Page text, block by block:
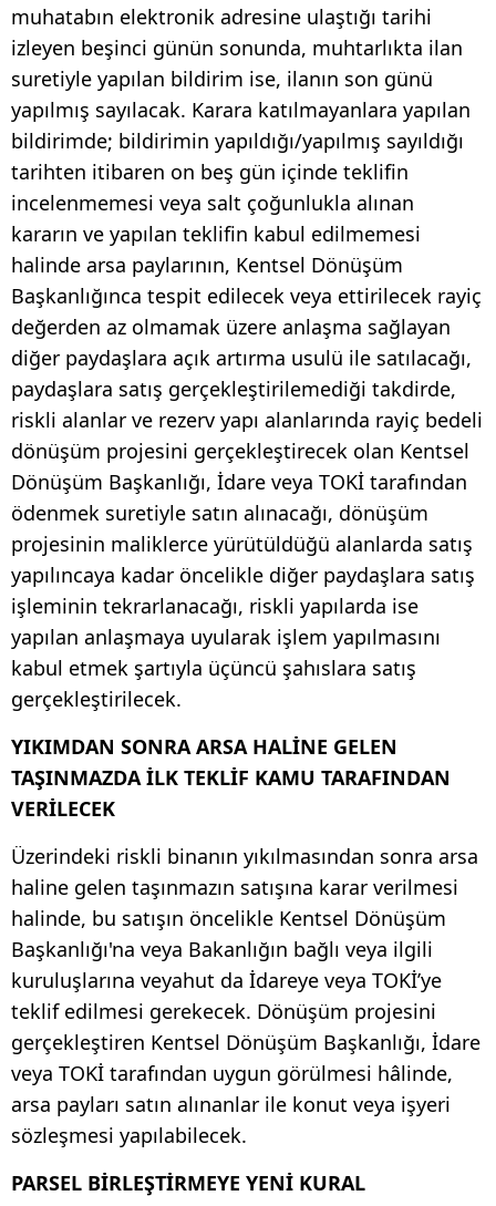
muhatabın elektronik adresine ulaştığı tarihi
izleyen beşinci günün sonunda, muhtarlıkta ilan
suretiyle yapılan bildirim ise, ilanın son günü
yapılmış sayılacak. Karara katılmayanlara yapılan
bildirimde; bildirimin yapıldığı/yapılmış sayıldığı
tarihten itibaren on beş gün içinde teklifin
incelenmemesi veya salt çoğunlukla alınan
kararın ve yapılan teklifin kabul edilmemesi
halinde arsa paylarının, Kentsel Dönüşüm
Başkanlığınca tespit edilecek veya ettirilecek rayiç
değerden az olmamak üzere anlaşma sağlayan
diğer paydaşlara açık artırma usulü ile satılacağı,
paydaşlara satış gerçekleştirilemediği takdirde,
riskli alanlar ve rezerv yapı alanlarında rayiç bedeli
dönüşüm projesini gerçekleştirecek olan Kentsel
Dönüşüm Başkanlığı, İdare veya TOKİ tarafından
ödenmek suretiyle satın alınacağı, dönüşüm
projesinin maliklerce yürütüldüğü alanlarda satış
yapılıncaya kadar öncelikle diğer paydaşlara satış
işleminin tekrarlanacağı, riskli yapılarda ise
yapılan anlaşmaya uyularak işlem yapılmasını
kabul etmek şartıyla üçüncü şahıslara satış
gerçekleştirilecek.
YIKIMDAN SONRA ARSA HALİNE GELEN
TAŞINMAZDA İLK TEKLİF KAMU TARAFINDAN
VERİLECEK
Üzerindeki riskli binanın yıkılmasından sonra arsa
haline gelen taşınmazın satışına karar verilmesi
halinde, bu satışın öncelikle Kentsel Dönüşüm
Başkanlığı'na veya Bakanlığın bağlı veya ilgili
kuruluşlarına veyahut da İdareye veya TOKİ’ye
teklif edilmesi gerekecek. Dönüşüm projesini
gerçekleştiren Kentsel Dönüşüm Başkanlığı, İdare
veya TOKİ tarafından uygun görülmesi hâlinde,
arsa payları satın alınanlar ile konut veya işyeri
sözleşmesi yapılabilecek.
PARSEL BİRLEŞTİRMEYE YENİ KURAL